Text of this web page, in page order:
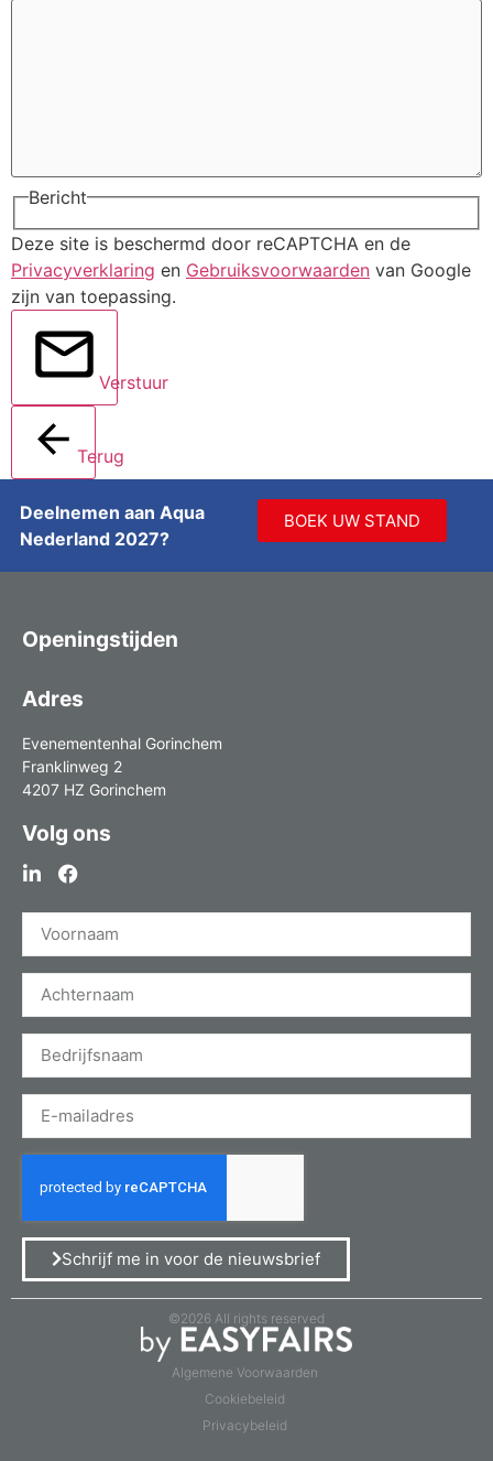
Bericht
Deze site is beschermd door reCAPTCHA en de
Privacyverklaring en Gebruiksvoorwaarden van Google
zijn van toepassing.
Verstuur
Terug
Deelnemen aan Aqua
Nederland 2027?
BOEK UW STAND
Openingstijden
Adres
Evenementenhal Gorinchem
Franklinweg 2
4207 HZ Gorinchem
Volg ons
Schrijf me in voor de nieuwsbrief
©2026 All rights reserved
Algemene Voorwaarden
Cookiebeleid
Privacybeleid